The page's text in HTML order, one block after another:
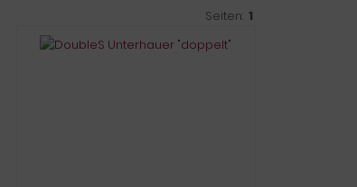
Seiten: 1